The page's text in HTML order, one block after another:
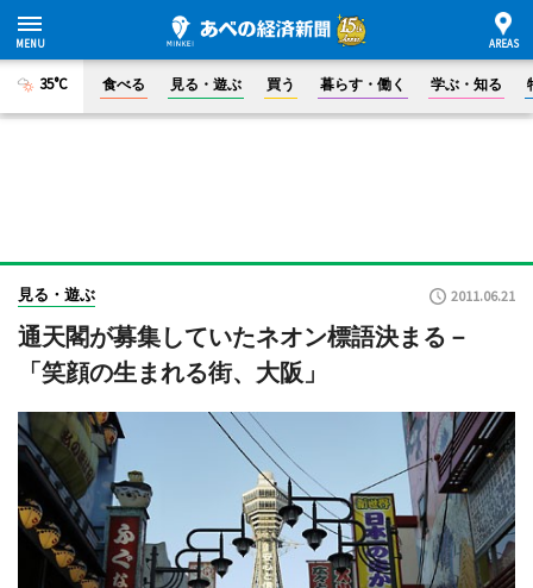
35°C 食べる 見る・遊ぶ 買う 暮らす・働く 学ぶ・知る
見る・遊ぶ 2011.06.21
通天閣が募集していたネオン標語決まる－
「笑顔の生まれる街、大阪」